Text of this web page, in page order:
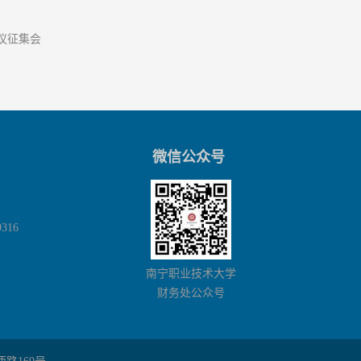
征集会
微信公众号
南宁职业技术大学
财务处公众号